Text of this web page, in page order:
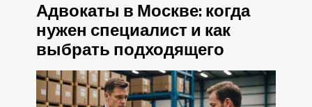
Адвокаты в Москве: когда
нужен специалист и как
выбрать подходящего